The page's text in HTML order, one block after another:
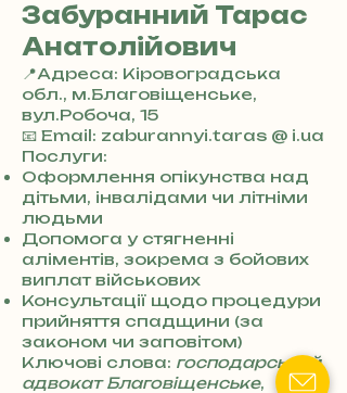
Забуранний Тарас
Анатолійович
📍Адреса: Кіровоградська
обл., м.Благовіщенське,
вул.Робоча, 15
+
3
8
0
7
3
0
4
8
5
7
8
4
📧 Email: zaburannyi.taras @ i.ua
Послуги:
Оформлення опікунства над
дітьми, інвалідами чи літніми
людьми
Допомога у стягненні
аліментів, зокрема з бойових
виплат військових
Консультації щодо процедури
прийняття спадщини (за
законом чи заповітом)
Ключові слова: господарський
адвокат Благовіщенське,